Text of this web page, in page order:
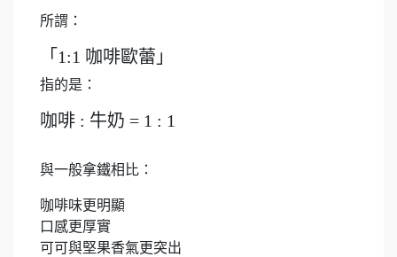
所謂：
「1:1 咖啡歐蕾」
指的是：
咖啡 : 牛奶 = 1 : 1
與一般拿鐵相比：
咖啡味更明顯
口感更厚實
可可與堅果香氣更突出